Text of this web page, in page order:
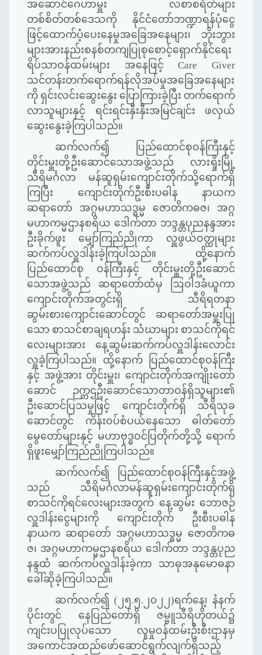
အဆောင်ဂေဟာမှူး လစာစရိတ်များ
တစ်စိတ်တစ်ဒေသကို နိုင်ငံတော်ဘဏ္ဍာရန်ပုံငွေ
ဖြင့်ထောက်ပံ့ပေးနေမှုအခြေအနေများ၊ ဘိုးဘွား
များအားနည်းစနစ်တကျပြုစုစောင့်ရှောက်နိုင်ရေး
ရိပ်သာဝန်ထမ်းများ အနေဖြင့်Care Giver
သင်တန်းတက်ရောက်ရန်လိုအပ်မှုအခြေအနေများ
ကို ရှင်းလင်းဆွေးနွေး ပြောကြားခဲ့ပြီး တက်ရောက်
လာသူများနှင့် ရင်းရင်းနှီးနှီးအမြင်ချင်း ဖလှယ်
ဆွေးနွေးခဲ့ကြပါသည်။
ဆက်လက်၍ ပြည်ထောင်စုဝန်ကြီးနှင့်
တိုင်းမှူးတို့ဦးဆောင်သောအဖွဲ့သည် လားရှိုးမြို့
သီရိမင်္ဂလာ မန်ဆူရှမ်းကျောင်းတိုက်သို့ရောက်ရှိ
ကြပြီး ကျောင်းတိုက်ဦးစီးပဓါန နာယက
ဆရာတော် အဂ္ဂမဟာသဒ္ဓမ္မ ဇောတိကဓဇ၊ အဂ္ဂ
မဟာကမ္မဌာနစရိယ ဒေါက်တာ ဘဒ္ဒန္တပုညနန္ဒအား
ဦးခိုက်ဖူး မျှော်ကြည်ညိုကာ လှူဖွယ်ဝတ္ထုများ
ဆက်ကပ်လှူဒါန်းခဲ့ကြပါသည်။ ထို့နောက်
ပြည်ထောင်စု ဝန်ကြီးနှင့် တိုင်းမှူးတို့ဦးဆောင်
သောအဖွဲ့သည် ဆရာတော်ထံမှ ဩဝါဒခံယူကာ
ကျောင်းတိုက်အတွင်းရှိ သီရိရတနာ
ဆွမ်းစားကျောင်းဆောင်တွင် ဆရာတော်အမှူးပြု
သော စာသင်စာချရဟန်း သံဃာများ စာသင်ကိုရင်
လေးများအား နေ့ဆွမ်းဆက်ကပ်လှူဒါန်းလောင်း
လှူခဲ့ကြပါသည်။ ထို့နောက် ပြည်ထောင်စုဝန်ကြီး
နှင့် အဖွဲ့အား တိုင်းမှူး၊ ကျောင်းတိုက်အကျိုးတော်
ဆောင် ဉက္ကဌဦးဆောင်သောတာဝန်ရှိသူများ၏
ဦးဆောင်ပြသမှုဖြင့် ကျောင်းတိုက်ရှိ သီရိသုခ
ဆောင်တွင် ကိန်းဝပ်စံပယ်နေသော ဓါတ်တော်
မွေတော်များနှင့် မဟာဗုဒ္ဓဝင်ပြတိုက်တို့သို့ ရောက်
ရှိဖူးမျှော်ကြည်ညိုကြပါသည်။
ဆက်လက်၍ ပြည်ထောင်စုဝန်ကြီးနှင့်အဖွဲ့
သည် သီရိမင်္ဂလာမန်ဆူရှမ်းကျောင်းတိုက်ရှိ
စာသင်ကိုရင်လေးများအတွက် နေ့ဆွမ်း ဘောဇဉ်
လှူဒါန်းငွေများကို ကျောင်းတိုက် ဦးစီးပဓါန
နာယက ဆရာတော် အဂ္ဂမဟာသဒ္ဓမ္မ ဇောတိကဓ
ဇ၊ အဂ္ဂမဟာကမ္မဌာနစရိယ ဒေါက်တာ ဘဒ္ဒန္တပုည
နန္ဒထံ ဆက်ကပ်လှူဒါန်းခဲ့ကာ သာဓုအနုမောဓနာ
ခေါ်ဆိုခဲ့ကြပါသည်။
ဆက်လက်၍ (၂၅.၅.၂၀၂၂)ရက်နေ့၊ နံနက်
ပိုင်းတွင် နေပြည်တော်ရှိ ဇမ္ဗူသီရိဟိုတယ်၌
ကျင်းပပြုလုပ်သော လူမှုဝန်ထမ်းဦးစီးဌာနမှ
အကောင်အထည်ဖော်ဆောင်ရွက်လျက်ရှိသည့်